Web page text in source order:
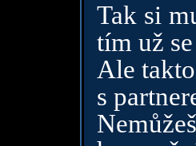
Tak si
tím už
Ale
s